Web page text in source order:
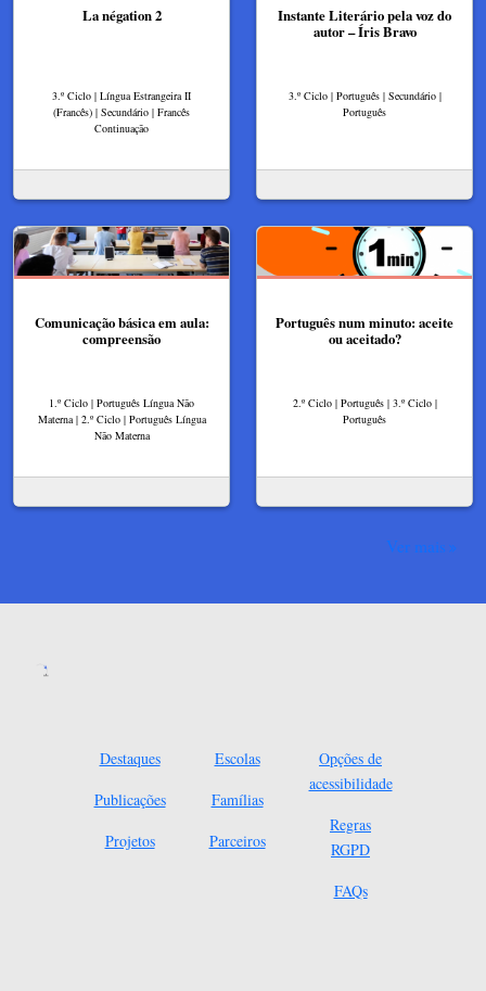
La négation 2
3.º Ciclo | Língua Estrangeira II
(Francês) | Secundário | Francês
Continuação
Instante Literário pela voz do
autor – Íris Bravo​
3.º Ciclo | Português | Secundário |
Português
Comunicação básica em aula:
compreensão
1.º Ciclo | Português Língua Não
Materna | 2.º Ciclo | Português Língua
Não Materna
Português num minuto: aceite
ou aceitado?
2.º Ciclo | Português | 3.º Ciclo |
Português
Ver mais
Destaques
Publicações
Projetos
Escolas
Famílias
Parceiros
Opções de
acessibilidade
Regras
RGPD
FAQs